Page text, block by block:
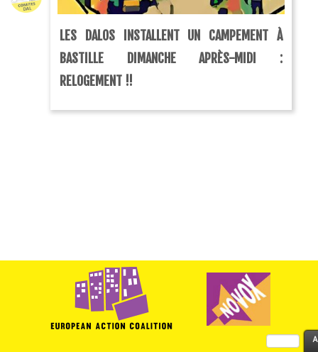
LES DALOS INSTALLENT UN CAMPEMENT À
BASTILLE DIMANCHE APRÈS-MIDI :
RELOGEMENT !!
Rechercher :